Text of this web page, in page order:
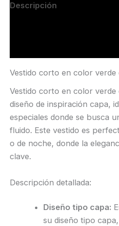
Descripción
Vestido corto en color verde
Vestido corto en color verde
diseño de inspiración capa,
especiales donde se busca
fluido. Este vestido es
o de noche, donde la
clave.
Descripción detallada:
Diseño tipo capa:
su diseño tipo